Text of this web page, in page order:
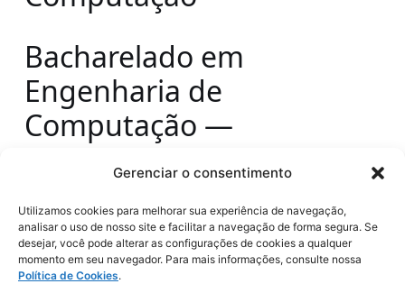
Gerenciar o consentimento
Utilizamos cookies para melhorar sua experiência de navegação,
analisar o uso de nosso site e facilitar a navegação de forma segura. Se
desejar, você pode alterar as configurações de cookies a qualquer
momento em seu navegador. Para mais informações, consulte nossa
Política de Cookies.
Bacharelado em
Engenharia de
Computação —
Universidade Federal